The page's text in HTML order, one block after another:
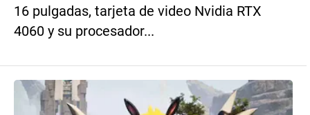
16 pulgadas, tarjeta de video Nvidia RTX
4060 y su procesador...